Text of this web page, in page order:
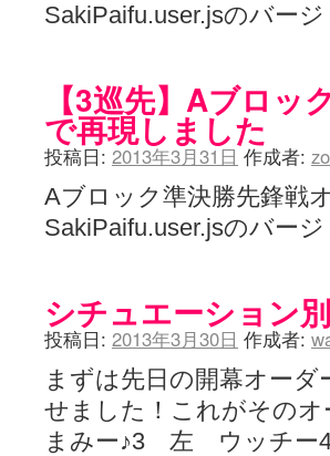
SakiPaifu.user.jsのバー
【3巡先】Aブロッ
で再現しました
投稿日: 2013年3月31日 作成者:
Aブロック準決勝先鋒戦
SakiPaifu.user.jsのバー
シチュエーション
投稿日: 2013年3月30日 作成者:
まずは先日の開幕オー
せました！これがそ
まみー♪3 左 ウッチ